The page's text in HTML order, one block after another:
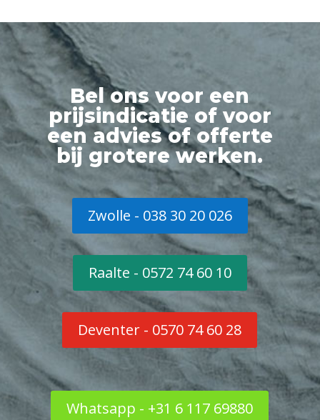
Bel ons voor een
prijsindicatie of voor
een advies of offerte
bij grotere werken.
Zwolle - 038 30 20 026
Raalte - 0572 74 60 10
Deventer - 0570 74 60 28
Whatsapp - +31 6 117 69880